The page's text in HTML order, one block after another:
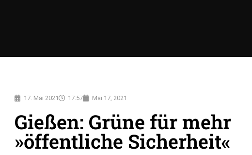
17. Mai 2021 17:57 Mai 17, 2021
Gießen: Grüne für mehr
»öffentliche Sicherheit«